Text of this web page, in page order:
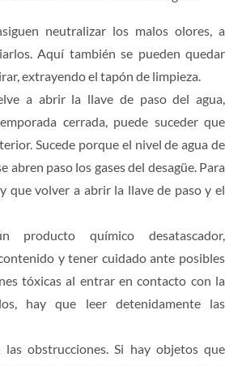
PRESUPUESTO
neutralizar los malos olores, a
Aquí también se pueden quedar
extrayendo el tapón de limpieza.
a abrir la llave de paso del agua,
cerrada, puede suceder que
Sucede porque el nivel de agua de
abren paso los gases del desagüe. Para
que volver a abrir la llave de paso y el
producto químico desatascador,
y tener cuidado ante posibles
tóxicas al entrar en contacto con la
hay que leer detenidamente las
las obstrucciones. Si hay objetos que